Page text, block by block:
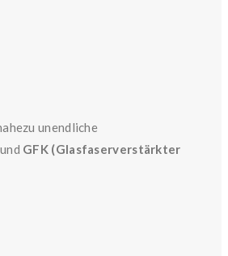
unendliche
und GFK (Glasfaserverstärkter